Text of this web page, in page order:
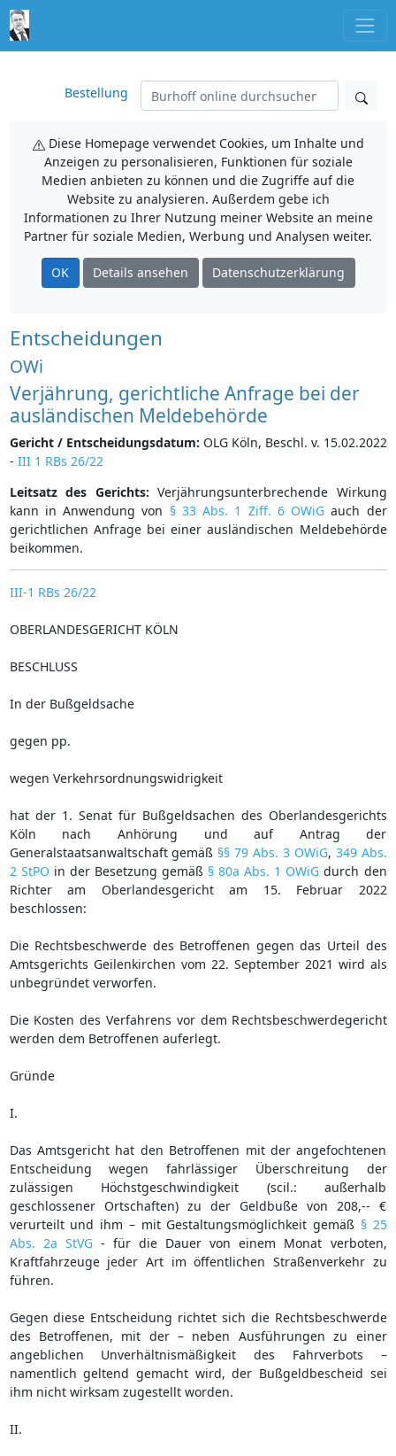
Bestellung
Diese Homepage verwendet Cookies, um Inhalte und
Anzeigen zu personalisieren, Funktionen für soziale
Medien anbieten zu können und die Zugriffe auf die
Website zu analysieren. Außerdem gebe ich
Informationen zu Ihrer Nutzung meiner Website an meine
Partner für soziale Medien, Werbung und Analysen weiter.
OK Details ansehen Datenschutzerklärung
Entscheidungen
OWi
Verjährung, gerichtliche Anfrage bei der
ausländischen Meldebehörde
Gericht / Entscheidungsdatum: OLG Köln, Beschl. v. 15.02.2022
- III 1 RBs 26/22
Leitsatz des Gerichts: Verjährungsunterbrechende Wirkung
kann in Anwendung von § 33 Abs. 1 Ziff. 6 OWiG auch der
gerichtlichen Anfrage bei einer ausländischen Meldebehörde
beikommen.
III-1 RBs 26/22
OBERLANDESGERICHT KÖLN
BESCHLUSS
In der Bußgeldsache
gegen pp.
wegen Verkehrsordnungswidrigkeit
hat der 1. Senat für Bußgeldsachen des Oberlandesgerichts
Köln nach Anhörung und auf Antrag der
Generalstaatsanwaltschaft gemäß §§ 79 Abs. 3 OWiG, 349 Abs.
2 StPO in der Besetzung gemäß § 80a Abs. 1 OWiG durch den
Richter am Oberlandesgericht am 15. Februar 2022
beschlossen:
Die Rechtsbeschwerde des Betroffenen gegen das Urteil des
Amtsgerichts Geilenkirchen vom 22. September 2021 wird als
unbegründet verworfen.
Die Kosten des Verfahrens vor dem Rechtsbeschwerdegericht
werden dem Betroffenen auferlegt.
Gründe
I.
Das Amtsgericht hat den Betroffenen mit der angefochtenen
Entscheidung wegen fahrlässiger Überschreitung der
zulässigen Höchstgeschwindigkeit (scil.: außerhalb
geschlossener Ortschaften) zu der Geldbuße von 208,-- €
verurteilt und ihm – mit Gestaltungsmöglichkeit gemäß § 25
Abs. 2a StVG- für die Dauer von einem Monat verboten,
Kraftfahrzeuge jeder Art im öffentlichen Straßenverkehr zu
führen.
Gegen diese Entscheidung richtet sich die Rechtsbeschwerde
des Betroffenen, mit der – neben Ausführungen zu einer
angeblichen Unverhältnismäßigkeit des Fahrverbots –
namentlich geltend gemacht wird, der Bußgeldbescheid sei
ihm nicht wirksam zugestellt worden.
II.